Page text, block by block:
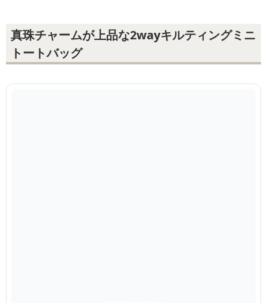
真珠チャームが上品な2wayキルティングミニ
トートバッグ